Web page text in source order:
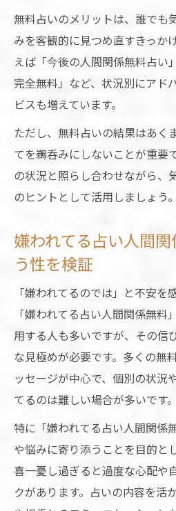
これからの人間関係を占
占い人間関係質問で
学ぶ
無料占い仕事人間関
み出す
占いで得られる人間
化
占い人間関係当たる
占いで人間関係どうな
占いの活用法で自信と安
占い人間関係無料を活
高め方
占いが心の安定と人
理由
無料占い仕事人間関
す方法
占い人間関係聞き方が
占いで今後の人間関
無料占いのメリットは、誰でも
みを客観的に見つめ直すきっか
えば「今後の人間関係無料占い
完全無料」など、状況別にアド
ビスも増えています。
ただし、無料占いの結果はあく
てを鵜呑みにしないことが重要
の状況と照らし合わせながら、
のヒントとして活用しましょう。
嫌われてる占い人間
う性を検証
「嫌われてるのでは」と不安を
「嫌われてる占い人間関係無
用する人も多いですが、その信
な見極めが必要です。多くの無
ッセージが中心で、個別の状況
てるのは難しい場合が多いです。
特に「嫌われてる占い人間関係
や悩みに寄り添うことを目的と
喜一憂し過ぎると過度な心配や
クがあります。占いの内容を活